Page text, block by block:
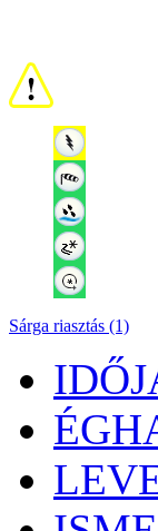
Sárga riasztás (1)